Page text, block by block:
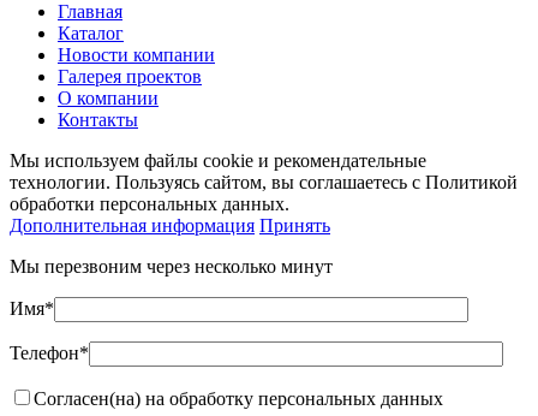
Главная
Каталог
Новости компании
Галерея проектов
О компании
Контакты
Мы используем файлы cookie и рекомендательные
технологии. Пользуясь сайтом, вы соглашаетесь с Политикой
обработки персональных данных.
Дополнительная информация Принять
Мы перезвоним через несколько минут
Имя*
Телефон*
Согласен(на) на обработку персональных данных